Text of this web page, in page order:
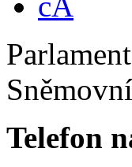
Telefon